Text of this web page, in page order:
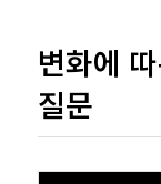
변화에
질문